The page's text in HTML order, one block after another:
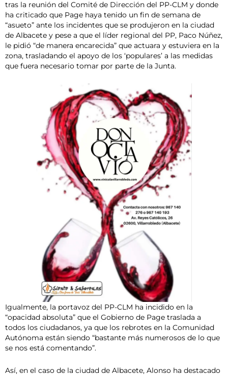
tras la reunión del Comité de Dirección del PP-CLM y donde
ha criticado que Page haya tenido un fin de semana de
“asueto” ante los incidentes que se produjeron en la ciudad
de Albacete y pese a que el líder regional del PP, Paco Núñez,
le pidió “de manera encarecida” que actuara y estuviera en la
zona, trasladando el apoyo de los ‘populares’ a las medidas
que fuera necesario tomar por parte de la Junta.
Igualmente, la portavoz del PP-CLM ha incidido en la
“opacidad absoluta” que el Gobierno de Page traslada a
todos los ciudadanos, ya que los rebrotes en la Comunidad
Autónoma están siendo “bastante más numerosos de lo que
se nos está comentando”.
Así, en el caso de la ciudad de Albacete, Alonso ha destacado